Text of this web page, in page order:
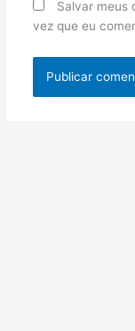
Salvar meus
vez que eu